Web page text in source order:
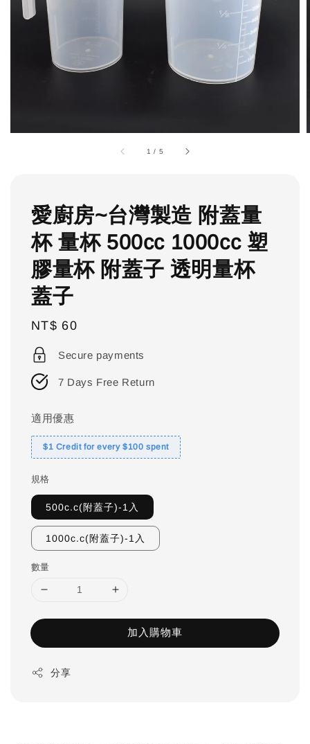
1 / 5
愛廚房~台灣製造 附蓋量
杯 量杯 500cc 1000cc 塑
膠量杯 附蓋子 透明量杯
蓋子
Regular
price
NT$ 60
Secure payments
7 Days Free Return
適用優惠
$1 Credit for every $100 spent
規格
500c.c(附蓋子)-1入
1000c.c(附蓋子)-1入
數量
加入購物車
分享